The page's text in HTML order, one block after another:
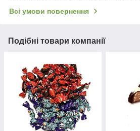
Всі умови повернення
Подібні товари компанії